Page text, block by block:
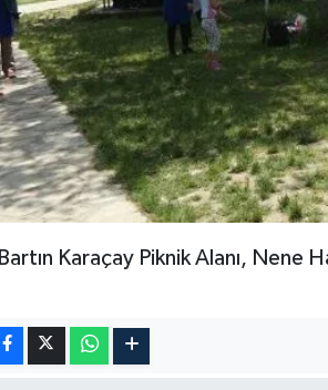
Bartın Karaçay Piknik Alanı, Nene